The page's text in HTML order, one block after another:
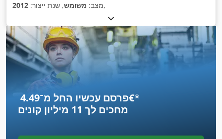
מצב: משומש, שנת ייצור: 2012 ,
פרסם עכשיו החל מ־‏4.49 ‏€*
מחכים לך 11 מיליון קונים